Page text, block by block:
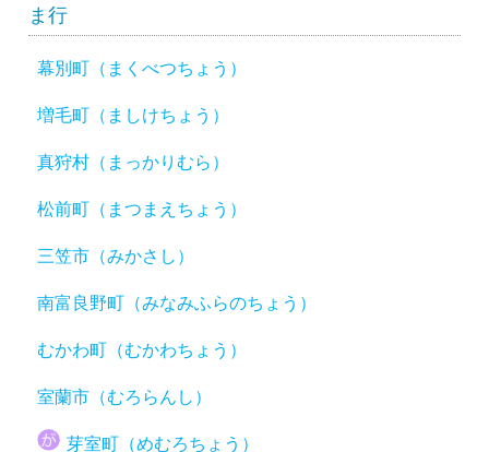
ま行
幕別町（まくべつちょう）
増毛町（ましけちょう）
真狩村（まっかりむら）
松前町（まつまえちょう）
三笠市（みかさし）
南富良野町（みなみふらのちょう）
むかわ町（むかわちょう）
室蘭市（むろらんし）
芽室町（めむろちょう）